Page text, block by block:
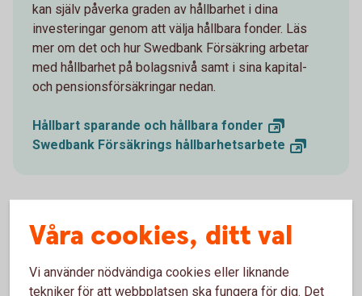
kan själv påverka graden av hållbarhet i dina
investeringar genom att välja hållbara fonder. Läs
mer om det och hur Swedbank Försäkring arbetar
med hållbarhet på bolagsnivå samt i sina kapital-
och pensionsförsäkringar nedan.
Hållbart sparande och hållbara fonder
Swedbank Försäkrings hållbarhetsarbete
Välj vår fondförsäkring
Vi vill gärna hjälpa dig med pensionsvalet. Om du inte gör
ett val för din tjänstepension placeras pengarna i ett
Våra cookies, ditt val
Vi använder nödvändiga cookies eller liknande
tekniker för att webbplatsen ska fungera för dig. Det